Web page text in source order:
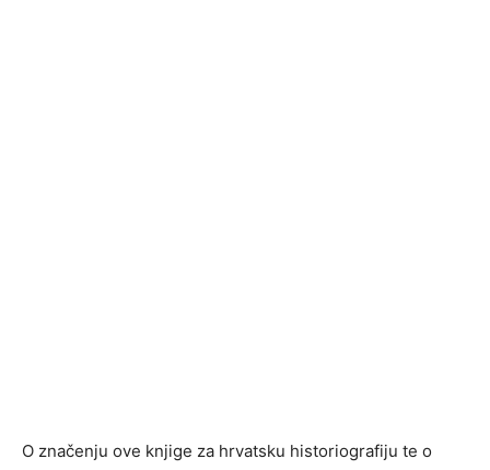
O značenju ove knjige za hrvatsku historiografiju te o